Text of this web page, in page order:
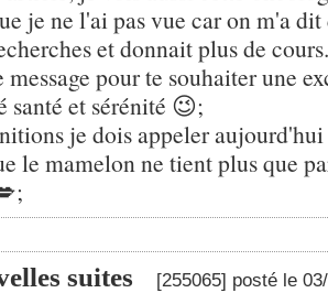
je ne l'ai pas vue car on m'a
et donnait plus de cours.
message pour te souhaiter une
santé et sérénité 😉;
je dois appeler
le mamelon ne tient plus que
suites
[255065] posté le